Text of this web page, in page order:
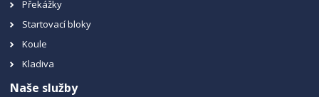
Překážky
Startovací bloky
Koule
Kladiva
Naše služby